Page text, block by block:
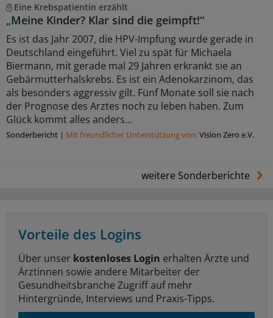
Eine Krebspatientin erzählt
„Meine Kinder? Klar sind die geimpft!“
Es ist das Jahr 2007, die HPV-Impfung wurde gerade in
Deutschland eingeführt. Viel zu spät für Michaela
Biermann, mit gerade mal 29 Jahren erkrankt sie an
Gebärmutterhalskrebs. Es ist ein Adenokarzinom, das
als besonders aggressiv gilt. Fünf Monate soll sie nach
der Prognose des Arztes noch zu leben haben. Zum
Glück kommt alles anders...
Sonderbericht | Mit freundlicher Unterstützung von:Vision Zero e.V.
weitere Sonderberichte
Vorteile des Logins
Über unser kostenloses Login erhalten Ärzte und
Ärztinnen sowie andere Mitarbeiter der
Gesundheitsbranche Zugriff auf mehr
Hintergründe, Interviews und Praxis-Tipps.